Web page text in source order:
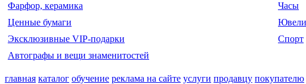
Фарфор, керамика
Часы
Ценные бумаги
Эксклюзивные VIP-подарки
Спорт
Автографы и вещи знаменитостей
главная каталог обучение реклама на сайте услуги продавцу покупателю